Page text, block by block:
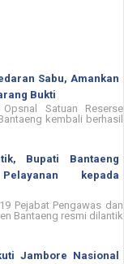
Sabu, Amankan
Bukti
Satuan Reserse
kembali berhasil
Bupati Bantaeng
kepada
Pejabat Pengawas dan
Bantaeng resmi dilantik
Jambore Nasional